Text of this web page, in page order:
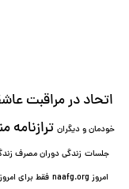
اتحاد در مراقبت
خودمان و دیگران ترازنامه منظم
جلسات زندگی دوران مصرف
امروز naafg.org